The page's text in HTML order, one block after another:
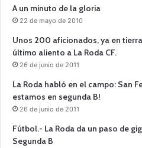
A un minuto de la gloria
22 de mayo de 2010
Unos 200 aficionados, ya en
último aliento a La Roda CF.
26 de junio de 2011
La Roda habló en el campo: San
estamos en segunda B!
26 de junio de 2011
Fútbol.- La Roda da un paso de
Segunda B